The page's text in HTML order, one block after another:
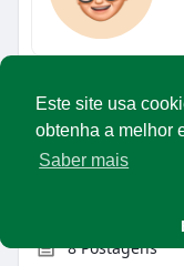
Este site usa
obtenha a melhor
Saber mais
8Postagens